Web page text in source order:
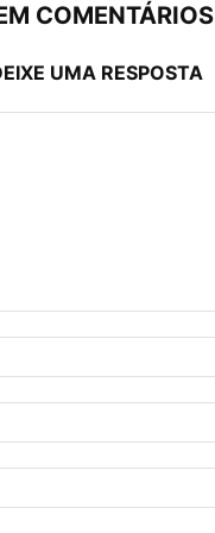
COMENTÁRIOS
UMA RESPOSTA